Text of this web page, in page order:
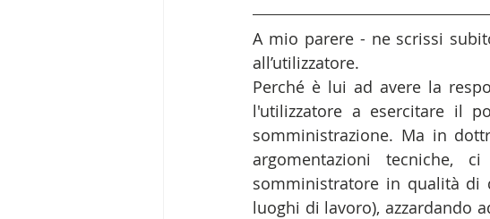
A mio parere - ne scrissi
all’utilizzatore.
Perché è lui ad avere la
l'utilizzatore a esercitare il
somministrazione. Ma in
argomentazioni
somministratore in qualità di
luoghi di lavoro), azzardando